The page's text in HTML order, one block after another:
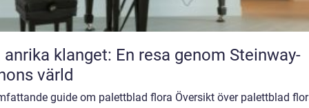
anrika klanget: En resa genom Steinway-
värld
guide om palettblad flora Översikt över palettblad